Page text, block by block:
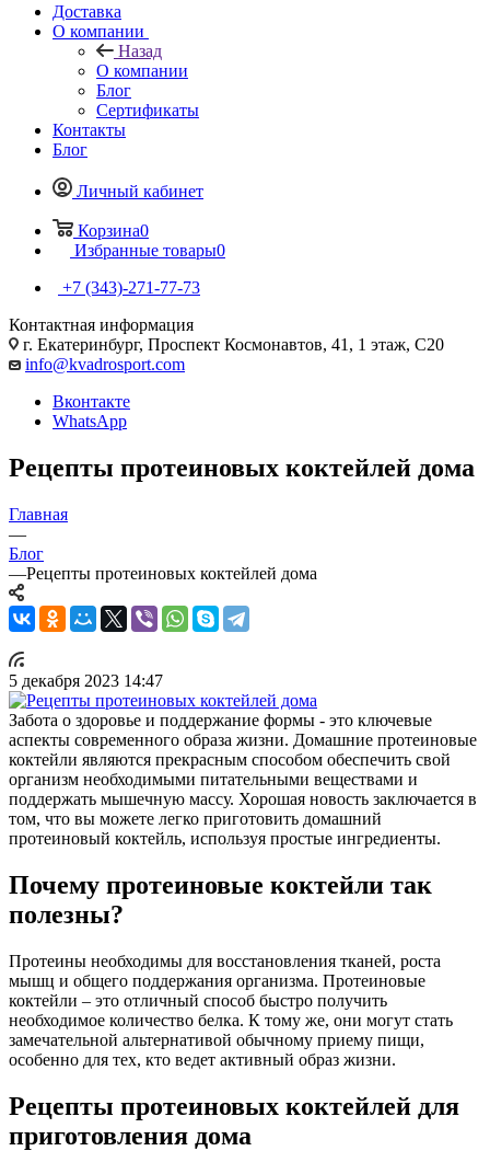
Доставка
О компании
Назад
О компании
Блог
Сертификаты
Контакты
Блог
Личный кабинет
Корзина0
Избранные товары0
+7 (343)-271-77-73
Контактная информация
г. Екатеринбург, Проспект Космонавтов, 41, 1 этаж, С20
info@kvadrosport.com
Вконтакте
WhatsApp
Рецепты протеиновых коктейлей дома
Главная
—
Блог
—Рецепты протеиновых коктейлей дома
5 декабря 2023 14:47
Забота о здоровье и поддержание формы - это ключевые
аспекты современного образа жизни. Домашние протеиновые
коктейли являются прекрасным способом обеспечить свой
организм необходимыми питательными веществами и
поддержать мышечную массу. Хорошая новость заключается в
том, что вы можете легко приготовить домашний
протеиновый коктейль, используя простые ингредиенты.
Почему протеиновые коктейли так
полезны?
Протеины необходимы для восстановления тканей, роста
мышц и общего поддержания организма. Протеиновые
коктейли – это отличный способ быстро получить
необходимое количество белка. К тому же, они могут стать
замечательной альтернативой обычному приему пищи,
особенно для тех, кто ведет активный образ жизни.
Рецепты протеиновых коктейлей для
приготовления дома